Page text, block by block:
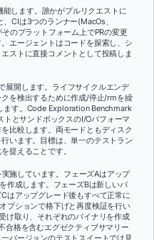
します。誰かがプルリクエストに
、CIは3つのランナー(MacOs、
のプラットフォーム上でPRの変更
エージェントはコードを探索し、シ
ストに直接コメントとして投稿しま
展開します。ライフサイクルエンデ
を検出するために作成/停止/rmを繰
ます。Code Exploration Benchmark
とサンドボックスのI/Oパフォーマ
比較します。両モードともディスク
います。目標は、単一のテストラン
捉えることです。
施しています。フェーズAはアップ
作成します。フェーズBは新しいバ
はアップグレード後もすべて正常に
プションで格下げと再度検証を行い
け取り、それぞれのバイナリを作成
合格を含むエグゼクティブサマリー
バージョンのテストスイートでは見